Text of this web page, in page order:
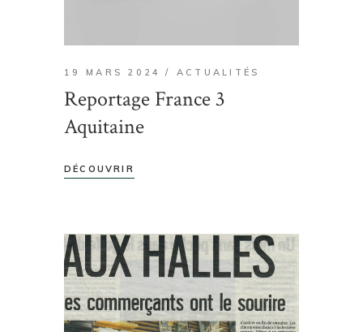
19 MARS 2024 ACTUALITÉS
Reportage France 3
Aquitaine
DÉCOUVRIR